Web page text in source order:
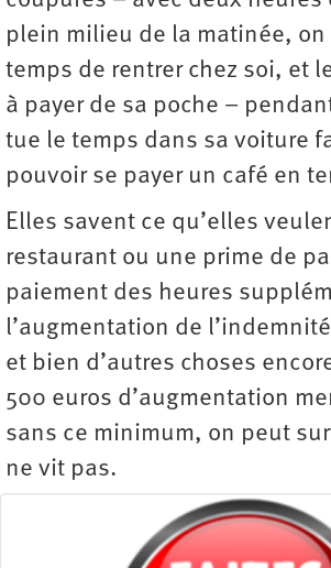
plein milieu de la matinée, on
temps de rentrer chez soi, et
à payer de sa poche –
tue le temps dans sa voiture
pouvoir se payer un café en
Elles savent ce qu’elles
restaurant ou une prime de
paiement des heures
l’augmentation de
et bien d’autres choses
500 euros d’augmentation
sans ce minimum, on peut
ne vit pas.